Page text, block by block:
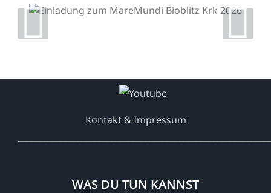
MareMundi Bioblitz Krk
Kontakt & Impressum
WAS DU TUN KANNST